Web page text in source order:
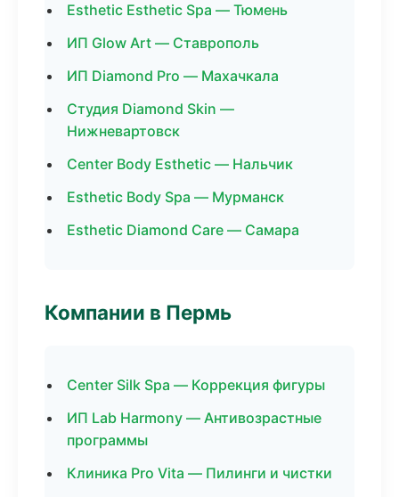
Esthetic Esthetic Spa — Тюмень
ИП Glow Art — Ставрополь
ИП Diamond Pro — Махачкала
Студия Diamond Skin —
Нижневартовск
Center Body Esthetic — Нальчик
Esthetic Body Spa — Мурманск
Esthetic Diamond Care — Самара
Компании в Пермь
Center Silk Spa — Коррекция фигуры
ИП Lab Harmony — Антивозрастные
программы
Клиника Pro Vita — Пилинги и чистки